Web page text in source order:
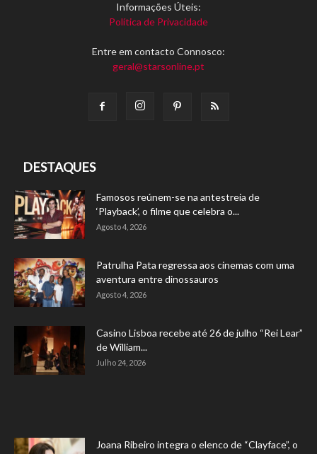
Informações Úteis:
Política de Privacidade
Entre em contacto Connosco:
geral@starsonline.pt
DESTAQUES
Famosos reúnem-se na antestreia de
‘Playback’, o filme que celebra o...
Agosto 4, 2026
Patrulha Pata regressa aos cinemas com uma
aventura entre dinossauros
Agosto 4, 2026
Casino Lisboa recebe até 26 de julho “Rei Lear”
de William...
Julho 24, 2026
Joana Ribeiro integra o elenco de “Clayface”, o